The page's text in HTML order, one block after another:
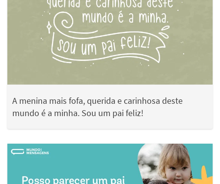
A menina mais fofa, querida e carinhosa deste
mundo é a minha. Sou um pai feliz!